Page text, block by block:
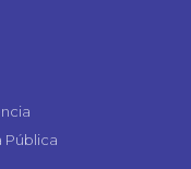
Pública